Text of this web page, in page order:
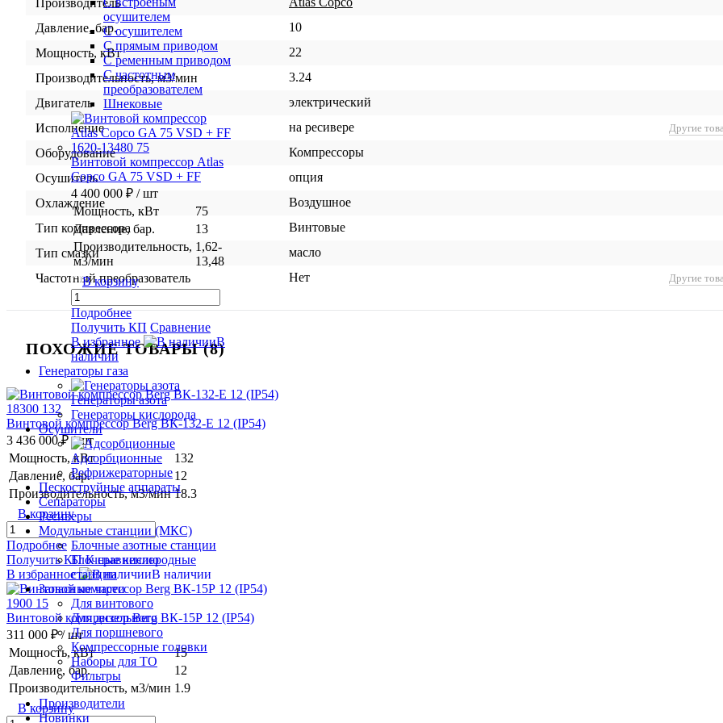
осушителем
С осушителем
С прямым приводом
С ременным приводом
С частотным
преобразователем
Шнековые
Винтовой компрессор Atlas
Copco GA 75 VSD + FF
4 400 000 ₽ / шт
Мощность, кВт
75
Давление, бар.
13
Производительность,
м3/мин
1,62-
13,48
В корзину
Подробнее
Получить КП Сравнение
В избранное
В
наличии
Генераторы газа
Генераторы азота
Генераторы кислорода
Осушители
Адсорбционные
Рефрижераторные
Пескоструйные аппараты
Сепараторы
Ресиверы
Модульные станции (МКС)
Блочные азотные станции
Блочные кислородные
станции
Запасные части
Для винтового
Для дизельного
Для поршневого
Компрессорные головки
Наборы для ТО
Фильтры
Производители
Новинки
Производитель
Давление, бар.
10
Мощность, кВт
22
Производительность, м3/мин
3.24
Двигатель
электрический
Исполнение
на ресивере Другие
Оборудование
Компрессоры
Осушитель
опция
Охлаждение
Воздушное
Тип компрессора
Винтовые
Тип смазки
масло
Частотный преобразователь
Нет Другие
ПОХОЖИЕ ТОВАРЫ (8)
Винтовой компрессор Berg ВК-132-E 12 (IP54)
3 436 000 ₽/ шт
Мощность, кВт
132
Давление, бар.
12
Производительность, м3/мин 18.3
В корзину
Подробнее
Получить КП К сравнению
В избранное
В наличии
Винтовой компрессор Berg ВК-15Р 12 (IP54)
311 000 ₽/ шт
Мощность, кВт
15
Давление, бар.
12
Производительность, м3/мин 1.9
В корзину